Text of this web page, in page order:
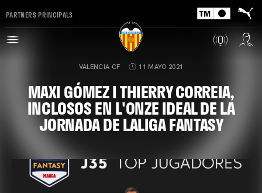
PARTNERS PRINCIPALS
VALENCIA CF 11 MAYO 2021
MAXI GÓMEZ I THIERRY CORREIA,
INCLOSOS EN L'ONZE IDEAL DE LA
JORNADA DE LALIGA FANTASY